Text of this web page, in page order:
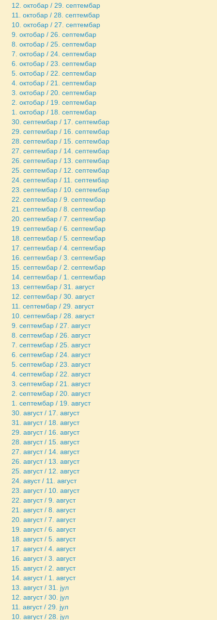
12. октобар / 29. септембар
11. октобар / 28. септембар
10. октобар / 27. септембар
9. октобар / 26. септембар
8. октобар / 25. септембар
7. октобар / 24. септембар
6. октобар / 23. септембар
5. октобар / 22. септембар
4. октобар / 21. септембар
3. октобар / 20. септембар
2. октобар / 19. септембар
1. октобар / 18. септембар
30. септембар / 17. септембар
29. септембар / 16. септембар
28. септембар / 15. септембар
27. септембар / 14. септембар
26. септембар / 13. септембар
25. септембар / 12. септембар
24. септембар / 11. септембар
23. септембар / 10. септембар
22. септембар / 9. септембар
21. септембар / 8. септембар
20. септембар / 7. септембар
19. септембар / 6. септембар
18. септембар / 5. септембар
17. септембар / 4. септембар
16. септембар / 3. септембар
15. септембар / 2. септембар
14. септембар / 1. септембар
13. септембар / 31. август
12. септембар / 30. август
11. септембар / 29. август
10. септембар / 28. август
9. септембар / 27. август
8. септембар / 26. август
7. септембар / 25. август
6. септембар / 24. август
5. септембар / 23. август
4. септембар / 22. август
3. септембар / 21. август
2. септембар / 20. август
1. септембар / 19. август
30. август / 17. август
31. август / 18. август
29. август / 16. август
28. август / 15. август
27. август / 14. август
26. август / 13. август
25. август / 12. август
24. авуст / 11. август
23. август / 10. август
22. август / 9. август
21. август / 8. август
20. август / 7. август
19. август / 6. август
18. август / 5. август
17. август / 4. август
16. август / 3. август
15. август / 2. август
14. август / 1. август
13. август / 31. јул
12. август / 30. јул
11. август / 29. јул
10. август / 28. јул